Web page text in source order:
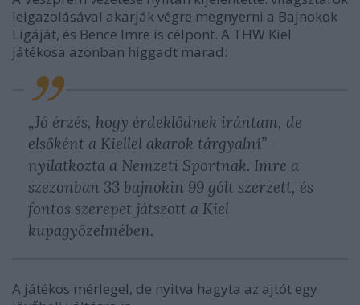
leigazolásával akarják végre megnyerni a Bajnokok
Ligáját, és Bence Imre is célpont. A THW Kiel
játékosa azonban higgadt marad:
„Jó érzés, hogy érdeklődnek irántam, de
elsőként a Kiellel akarok tárgyalni” –
nyilatkozta a Nemzeti Sportnak. Imre a
szezonban 33 bajnokin 99 gólt szerzett, és
fontos szerepet játszott a Kiel
kupagyőzelmében.
A játékos mérlegel, de nyitva hagyta az ajtót egy